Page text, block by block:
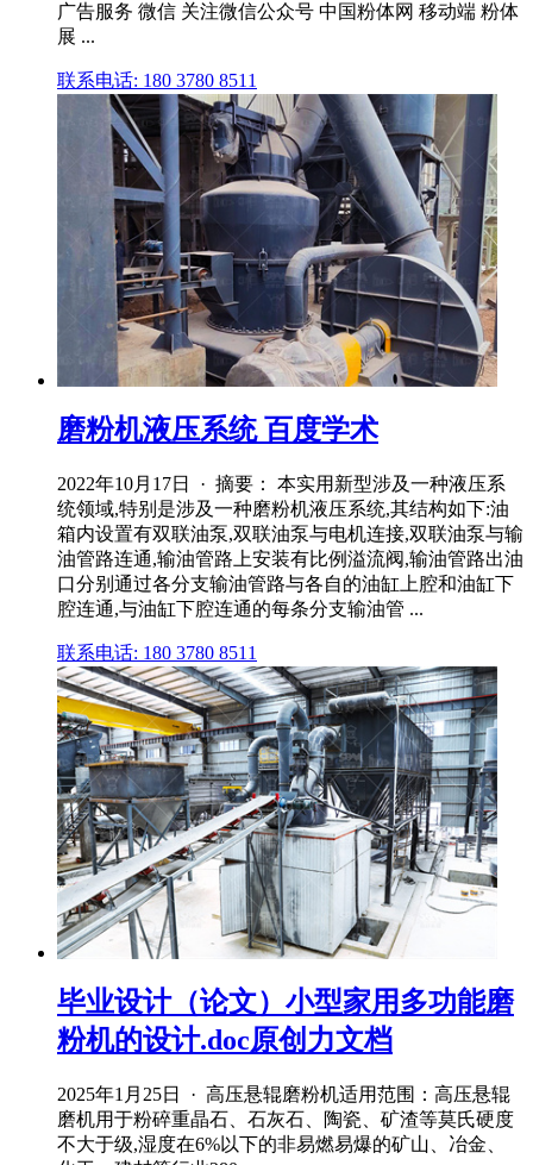
广告服务 微信 关注微信公众号 中国粉体网 移动端 粉体
展 ...
联系电话: 180 3780 8511
磨粉机液压系统 百度学术
2022年10月17日 · 摘要： 本实用新型涉及一种液压系
统领域,特别是涉及一种磨粉机液压系统,其结构如下:油
箱内设置有双联油泵,双联油泵与电机连接,双联油泵与输
油管路连通,输油管路上安装有比例溢流阀,输油管路出油
口分别通过各分支输油管路与各自的油缸上腔和油缸下
腔连通,与油缸下腔连通的每条分支输油管 ...
联系电话: 180 3780 8511
毕业设计（论文）小型家用多功能磨
粉机的设计.doc原创力文档
2025年1月25日 · 高压悬辊磨粉机适用范围：高压悬辊
磨机用于粉碎重晶石、石灰石、陶瓷、矿渣等莫氏硬度
不大于级,湿度在6%以下的非易燃易爆的矿山、冶金、